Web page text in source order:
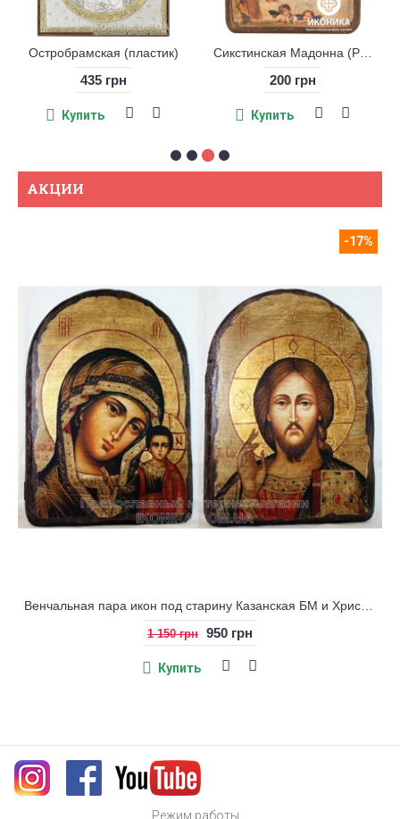
Остробрамская (пластик)
435 грн
Купить
Сикстинская Мадонна (Рафаель Санти)
200 грн
Купить
АКЦИИ
-17%
1 150 грн 950 грн
Купить
Режим работы